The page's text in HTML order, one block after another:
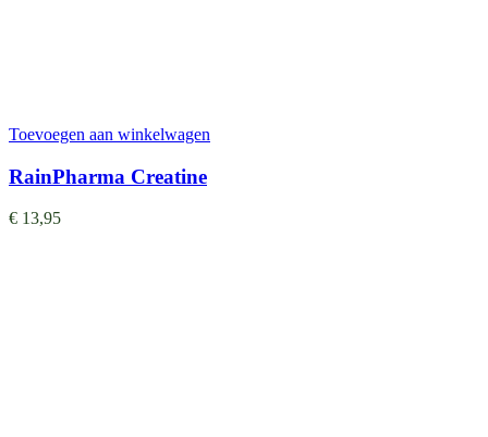
Toevoegen aan winkelwagen
RainPharma Creatine
€ 13,95